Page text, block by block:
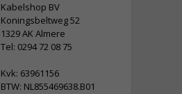
Kabelshop BV
Koningsbeltweg 52
1329 AK Almere
Tel: 0294 72 08 75
Kvk: 63961156
BTW: NL855469638.B01